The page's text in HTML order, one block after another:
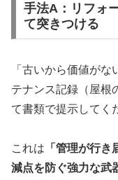
手法A：リフォ
て突きつける
「古いから価値が
テナンス記録（屋根
て書類で提示してく
これは 「管理が行き
減点を防ぐ強力な武